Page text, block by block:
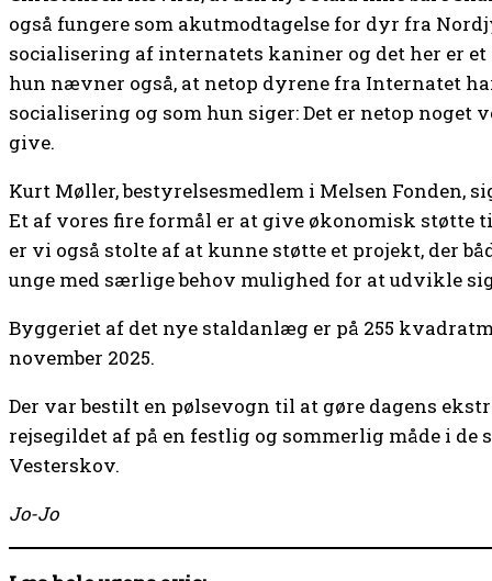
også fungere som akutmodtagelse for dyr fra
socialisering af internatets kaniner og det her er
hun nævner også, at netop dyrene fra Internatet
socialisering og som hun siger: Det er netop noget
give.
Kurt Møller, bestyrelsesmedlem i Melsen Fonden,
Et af vores fire formål er at give økonomisk støtte
er vi også stolte af at kunne støtte et projekt, der
unge med særlige behov mulighed for at udvikle
Byggeriet af det nye staldanlæg er på 255
november 2025.
Der var bestilt en pølsevogn til at gøre dagens
rejsegildet af på en festlig og sommerlig måde i de
Vesterskov.
Jo-Jo